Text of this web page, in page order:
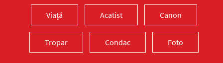
Viață Acatist Canon
Tropar Condac Foto